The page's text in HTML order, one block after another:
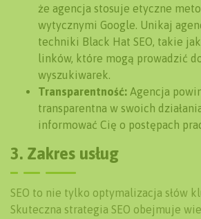
że agencja stosuje etyczne
wytycznymi Google. Unikaj
techniki Black Hat SEO, takie
linków, które mogą prowadzić
wyszukiwarek.
Transparentność: Agencja
transparentna w swoich
informować Cię o postępach
3. Zakres usług
SEO to nie tylko optymalizacja słów
Skuteczna strategia SEO obejmuje